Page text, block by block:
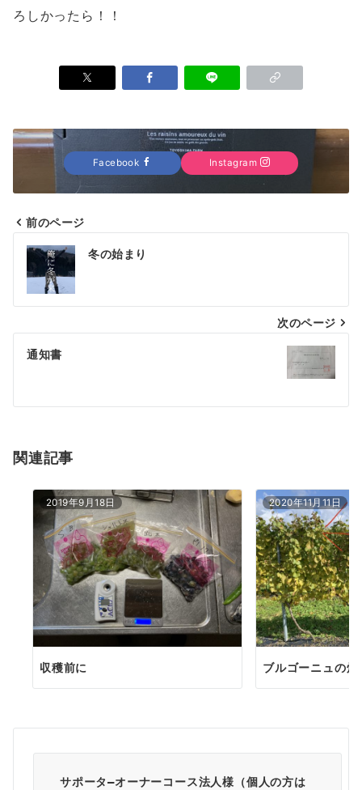
ろしかったら！！
Facebook Instagram
投
稿
ナ
ビ
ゲ
シ
ン
前のページ
冬の始まり
次のページ
通知書
関連記事
2019年9月18日
収穫前に
2020年11月11日
ブルゴーニュの
サポータ―オーナーコース法人様（個人の方は